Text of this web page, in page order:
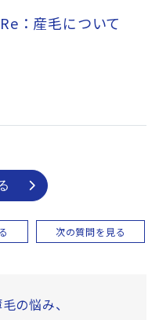
：産毛について
次の質問を見る
の悩み、